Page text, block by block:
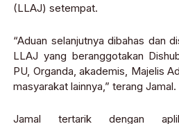
(LLAJ) setempat.
“Aduan selanjutnya dibahas dan
LLAJ yang beranggotakan
PU, Organda, akademis, Majelis
masyarakat lainnya,” terang Jamal.
Jamal tertarik dengan